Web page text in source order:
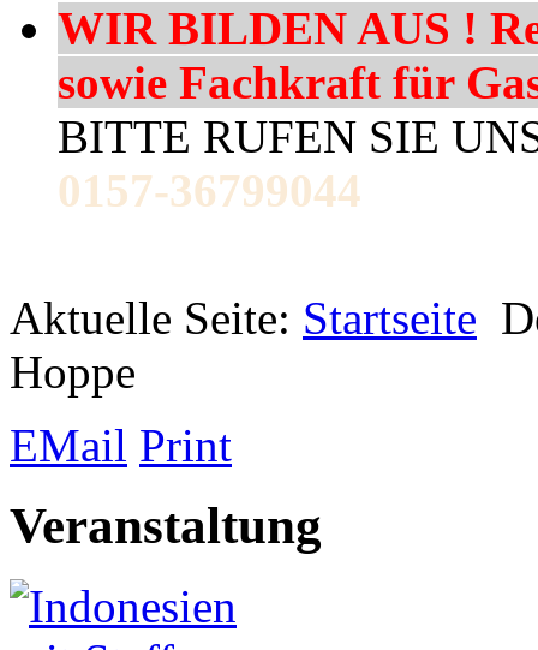
WIR BILDEN AUS !
sowie Fachkraft für
BITTE RUFEN SIE
0157-36799044
Aktuelle Seite: Startseite
Hoppe
EMail Print
Veranstaltung